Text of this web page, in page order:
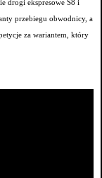
drogi ekspresowe S8 i
przebiegu obwodnicy, a
za wariantem, który